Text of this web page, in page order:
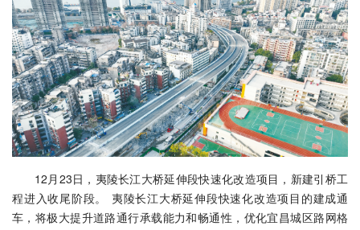
12月23日，夷陵长江大桥延伸段快速化改造项目，新建引桥工
程进入收尾阶段。 夷陵长江大桥延伸段快速化改造项目的建成通
车，将极大提升道路通行承载能力和畅通性，优化宜昌城区路网格